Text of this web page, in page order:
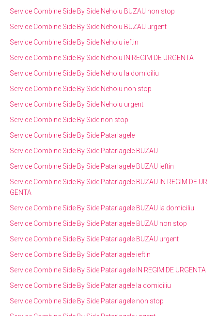
Service Combine Side By Side Nehoiu BUZAU non stop
Service Combine Side By Side Nehoiu BUZAU urgent
Service Combine Side By Side Nehoiu ieftin
Service Combine Side By Side Nehoiu IN REGIM DE URGENTA
Service Combine Side By Side Nehoiu la domiciliu
Service Combine Side By Side Nehoiu non stop
Service Combine Side By Side Nehoiu urgent
Service Combine Side By Side non stop
Service Combine Side By Side Patarlagele
Service Combine Side By Side Patarlagele BUZAU
Service Combine Side By Side Patarlagele BUZAU ieftin
Service Combine Side By Side Patarlagele BUZAU IN REGIM DE UR
GENTA
Service Combine Side By Side Patarlagele BUZAU la domiciliu
Service Combine Side By Side Patarlagele BUZAU non stop
Service Combine Side By Side Patarlagele BUZAU urgent
Service Combine Side By Side Patarlagele ieftin
Service Combine Side By Side Patarlagele IN REGIM DE URGENTA
Service Combine Side By Side Patarlagele la domiciliu
Service Combine Side By Side Patarlagele non stop